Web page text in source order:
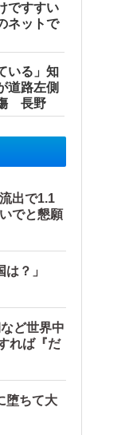
ですすい
ネットで
いる」知
道路左側
長野
出で1.1
でと懇願
は？」
ど世界中
れば『だ
堕ちて大